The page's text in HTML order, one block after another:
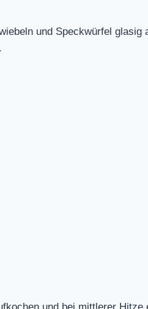
und Speckwürfel glasig